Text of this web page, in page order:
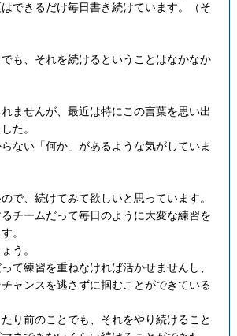
できるだけ毎日書き続けています。（そ
も、それを続けるということはなかなか
ませんが、最近は特にこの言葉を思い出
た。
ない「何か」があるような気がしていま
で、続けてみて欲しいと思っています。
チームだって毎日のように大変な練習を
。
う。
て練習を重ねなければ活かせませんし、
ャンスを逃さずに掴むことができている
り前のことでも、それをやり続けること